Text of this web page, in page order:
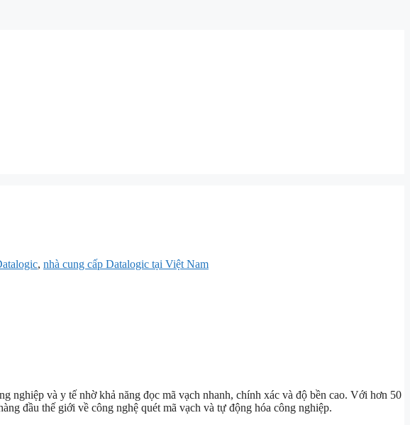
, nhà cung cấp Datalogic tại Việt Nam
nghiệp và y tế nhờ khả năng đọc mã vạch nhanh, chính xác và độ bền cao. Với hơn 50
đầu thế giới về công nghệ quét mã vạch và tự động hóa công nghiệp.